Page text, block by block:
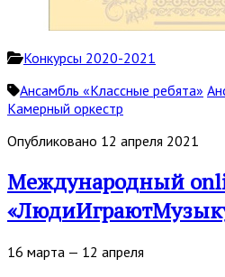
Конкурсы 2020-2021
Ансамбль «Классные ребята»
Камерный оркестр
Опубликовано 12 апреля 2021
Международный
16 марта — 12 апреля